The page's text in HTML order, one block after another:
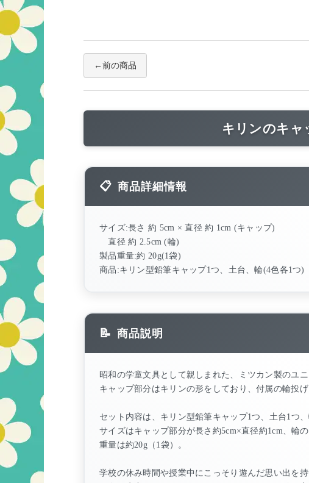
前の商品
キリンのキャ
商品詳細情報
サイズ:長さ 約 5cm × 直径 約 1cm (キャップ)
直径 約 2.5cm (輪)
製品重量:約 20g(1袋)
商品:キリン型鉛筆キャップ1つ、土台、輪(4色各1つ)
商品説明
昭和の学童文具として親しまれた、ミツカン製のユ
キャップ部分はキリンの形をしており、付属の輪投
セット内容は、キリン型鉛筆キャップ1つ、土台1つ
サイズはキャップ部分が長さ約5cm×直径約1cm、輪の
重量は約20g（1袋）。
学校の休み時間や授業中にこっそり遊んだ思い出を